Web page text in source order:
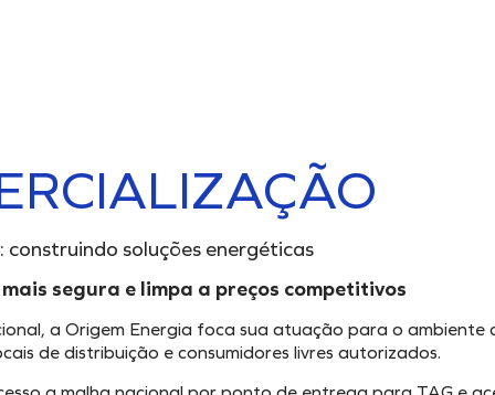
construindo soluções energéticas
segura e limpa a preços competitivos
a Origem Energia foca sua atuação para o ambiente
de distribuição e consumidores livres autorizados.